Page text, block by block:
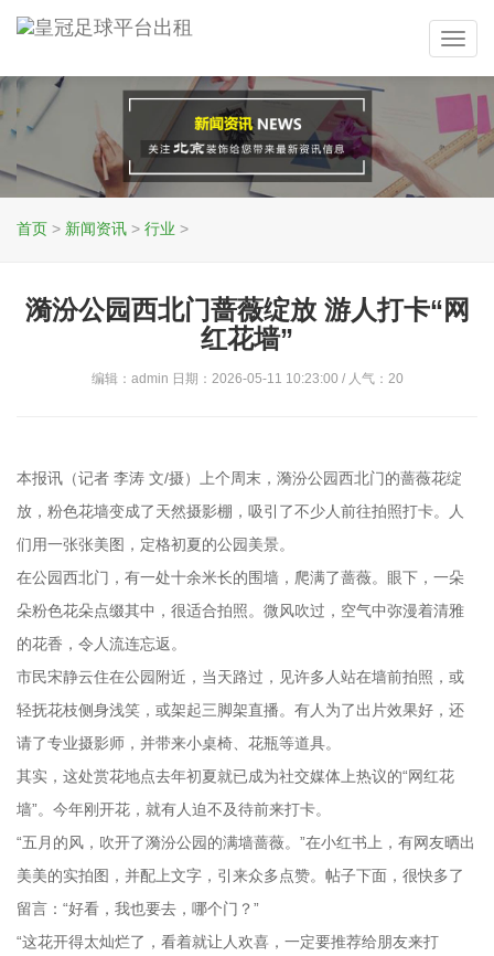
首页 > 新闻资讯 > 行业 >
漪汾公园西北门蔷薇绽放 游人打卡“网
红花墙”
编辑：admin 日期：2026-05-11 10:23:00 / 人气： 20
本报讯（记者 李涛 文/摄）上个周末，漪汾公园西北门的蔷薇花绽
放，粉色花墙变成了天然摄影棚，吸引了不少人前往拍照打卡。人
们用一张张美图，定格初夏的公园美景。
在公园西北门，有一处十余米长的围墙，爬满了蔷薇。眼下，一朵
朵粉色花朵点缀其中，很适合拍照。微风吹过，空气中弥漫着清雅
的花香，令人流连忘返。
市民宋静云住在公园附近，当天路过，见许多人站在墙前拍照，或
轻抚花枝侧身浅笑，或架起三脚架直播。有人为了出片效果好，还
请了专业摄影师，并带来小桌椅、花瓶等道具。
其实，这处赏花地点去年初夏就已成为社交媒体上热议的“网红花
墙”。今年刚开花，就有人迫不及待前来打卡。
“五月的风，吹开了漪汾公园的满墙蔷薇。”在小红书上，有网友晒出
美美的实拍图，并配上文字，引来众多点赞。帖子下面，很快多了
留言：“好看，我也要去，哪个门？”
“这花开得太灿烂了，看着就让人欢喜，一定要推荐给朋友来打